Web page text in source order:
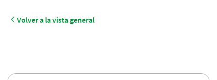
Volver a la vista general